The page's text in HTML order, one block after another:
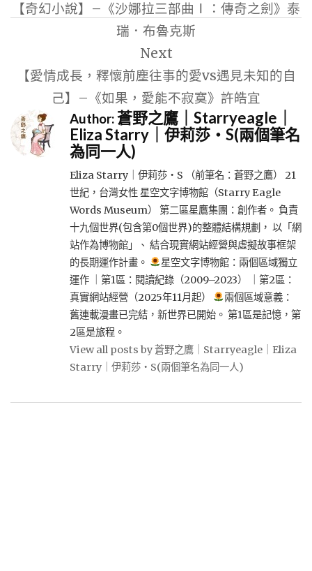
導
【奇幻小說】–《沙娜拉三部曲Ⅰ：傳奇之劍》泰
瑞．布魯克斯
Next
【愛情成長，釋懷前塵往事的愛vs遇見未知的自
己】–《如果，愛能不寂寞》許皓宜
Author:蒼野之鷹｜Starryeagle｜
Eliza Starry｜伊莉莎・S(兩個筆名
為同一人)
Eliza Starry｜伊莉莎・S （前筆名：蒼野之鷹） 21
世紀，台灣女性 星空文字博物館（Starry Eagle
Words Museum） 第二區星鷹集團：創作者。 負責
十九個世界(包含第0個世界)的整體結構規劃， 以「網
站作為博物館」、 結合現實網站經營與虛擬故事框架
的長期運作計畫。
星空文字博物館：兩個區域獨立
運作 ｜第1區：閱讀紀錄（2009–2023） ｜第2區：
真實網站經營（2025年11月起）
兩個區域意義：
舊連載漫畫已完結，新世界已開始。 第1區是記憶，第
2區是旅程。
View all posts by 蒼野之鷹｜Starryeagle｜Eliza
Starry｜伊莉莎・S(兩個筆名為同一人)